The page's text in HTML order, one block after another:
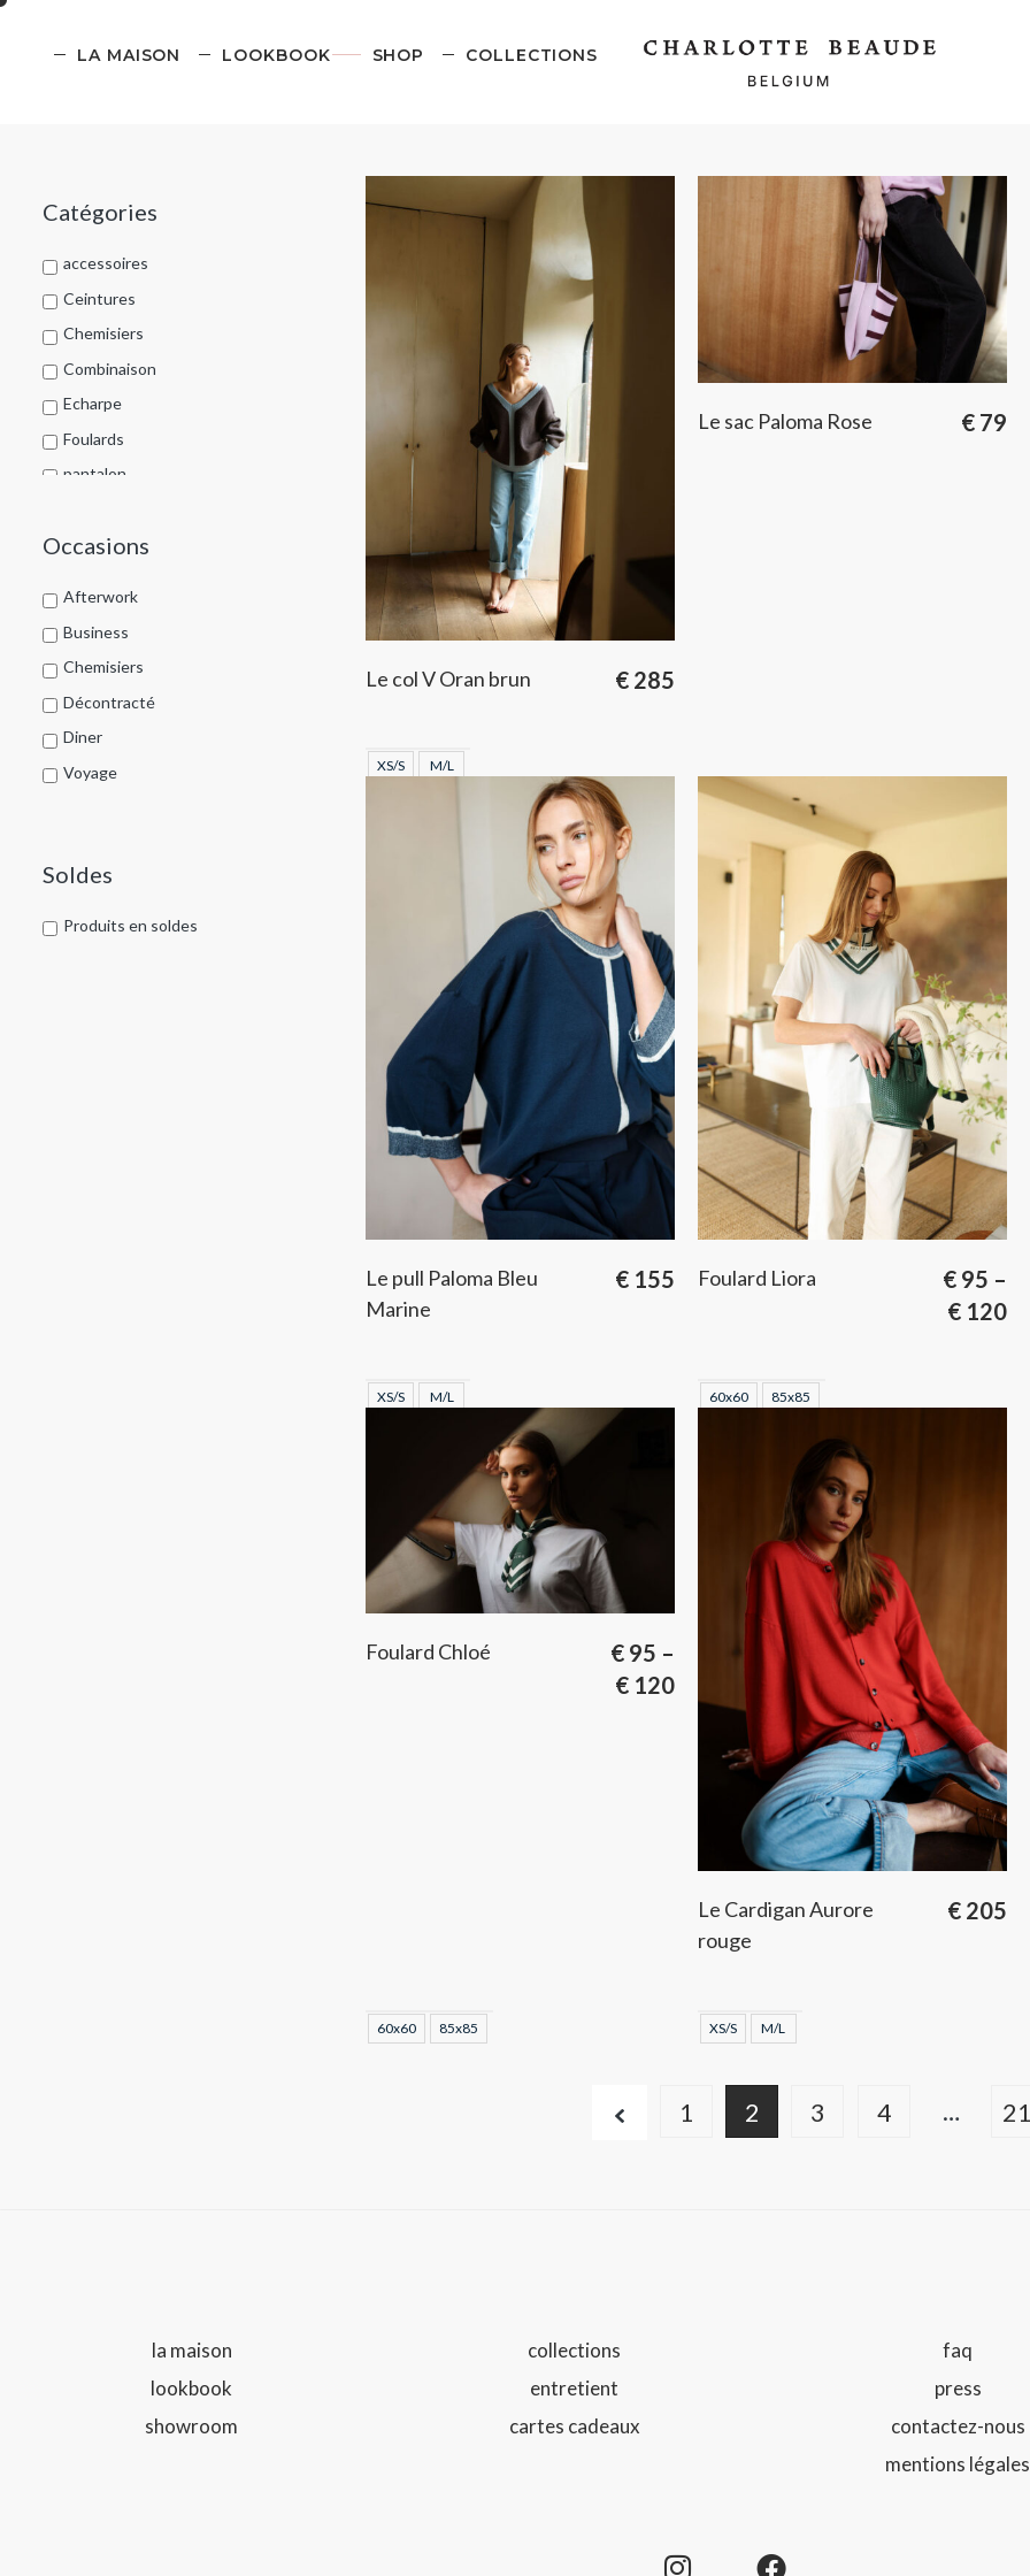
LA MAISON LOOKBOOK SHOP COLLECTIONS
Catégories
accessoires
Ceintures
Chemisiers
Combinaison
Echarpe
Foulards
pantalon
Prêt à porter
Occasions
Afterwork
Business
Chemisiers
Décontracté
Diner
Voyage
Soldes
Produits en soldes
Le col V Oran brun €285
XS/S M/L
Le sac Paloma Rose €79
Le pull Paloma Bleu
Marine
€155
XS/S M/L
Foulard Liora €95 –
€120
60x60 85x85
Foulard Chloé €95 –
€120
60x60 85x85
Le Cardigan Aurore
rouge
€205
XS/S M/L
1 2 3 4 …
la maison
lookbook
showroom
collections
entretient
cartes cadeaux
faq
press
contactez-nous
mentions légales